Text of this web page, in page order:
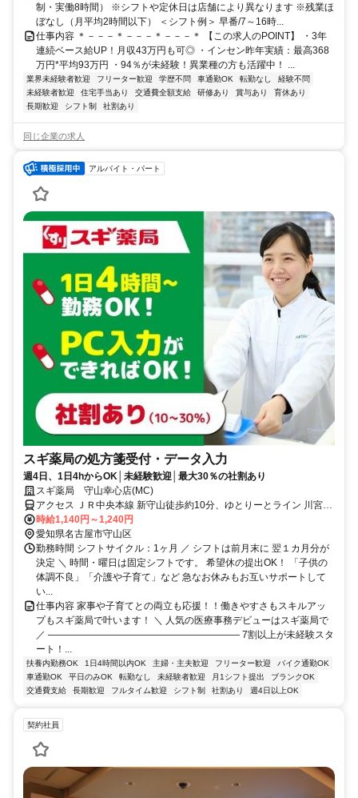
制・実働8時間） ※シフトや定休日は店舗により異なります ※残業ほ
ぼなし（月平均2時間以下） ＜シフト例＞ 早番/7～16時...
仕事内容 ＊－－－＊－－－＊－－－＊ 【この求人のPOINT】 ・3年
連続ベース給UP！月収43万円も可◎ ・インセン昨年実績：最高368
万円*平均93万円 ・94％が未経験！異業種の方も活躍中！ ...
業界未経験者歓迎 フリーター歓迎 学歴不問 車通勤OK 転勤なし
経験不問
未経験者歓迎
住宅手当あり 交通費全額支給 研修あり 賞与あり
育休あり
長期歓迎
シフト制 社割あり
同じ企業の求人
アルバイト・パート
スギ薬局の処方箋受付・データ入力
週4日、1日4hからOK│未経験歓迎│最大30％の社割あり
スギ薬局 守山幸心店(MC)
アクセス ＪＲ中央本線 新守山徒歩約10分、ゆとりーとライン 川宮徒
歩約16分、ゆとりーとライン 金屋（愛知県）徒歩約21分
時給1,140円～1,240円
愛知県名古屋市守山区
勤務時間 シフトサイクル：1ヶ月 ／ シフトは前月末に 翌１カ月分が
決定 ＼ 時間・曜日は固定シフトです。 希望休の提出OK！ 「子供の
体調不良」「介護や子育て」など 急なお休みもお互いサポートして
い...
仕事内容 家事や子育てとの両立も応援！！働きやすさもスキルアッ
プもスギ薬局で叶います！ ＼ 人気の医療事務デビューはスギ薬局で
／ ―――――――――――――――――――― 7割以上が未経験スタ
ート！...
扶養内勤務OK 1日4時間以内OK 主婦・主夫歓迎 フリーター歓迎
バイク通勤OK
車通勤OK
平日のみOK 転勤なし 未経験者歓迎 月1シフト提出
ブランクOK
交通費支給
長期歓迎 フルタイム歓迎 シフト制 社割あり 週4日以上OK
契約社員